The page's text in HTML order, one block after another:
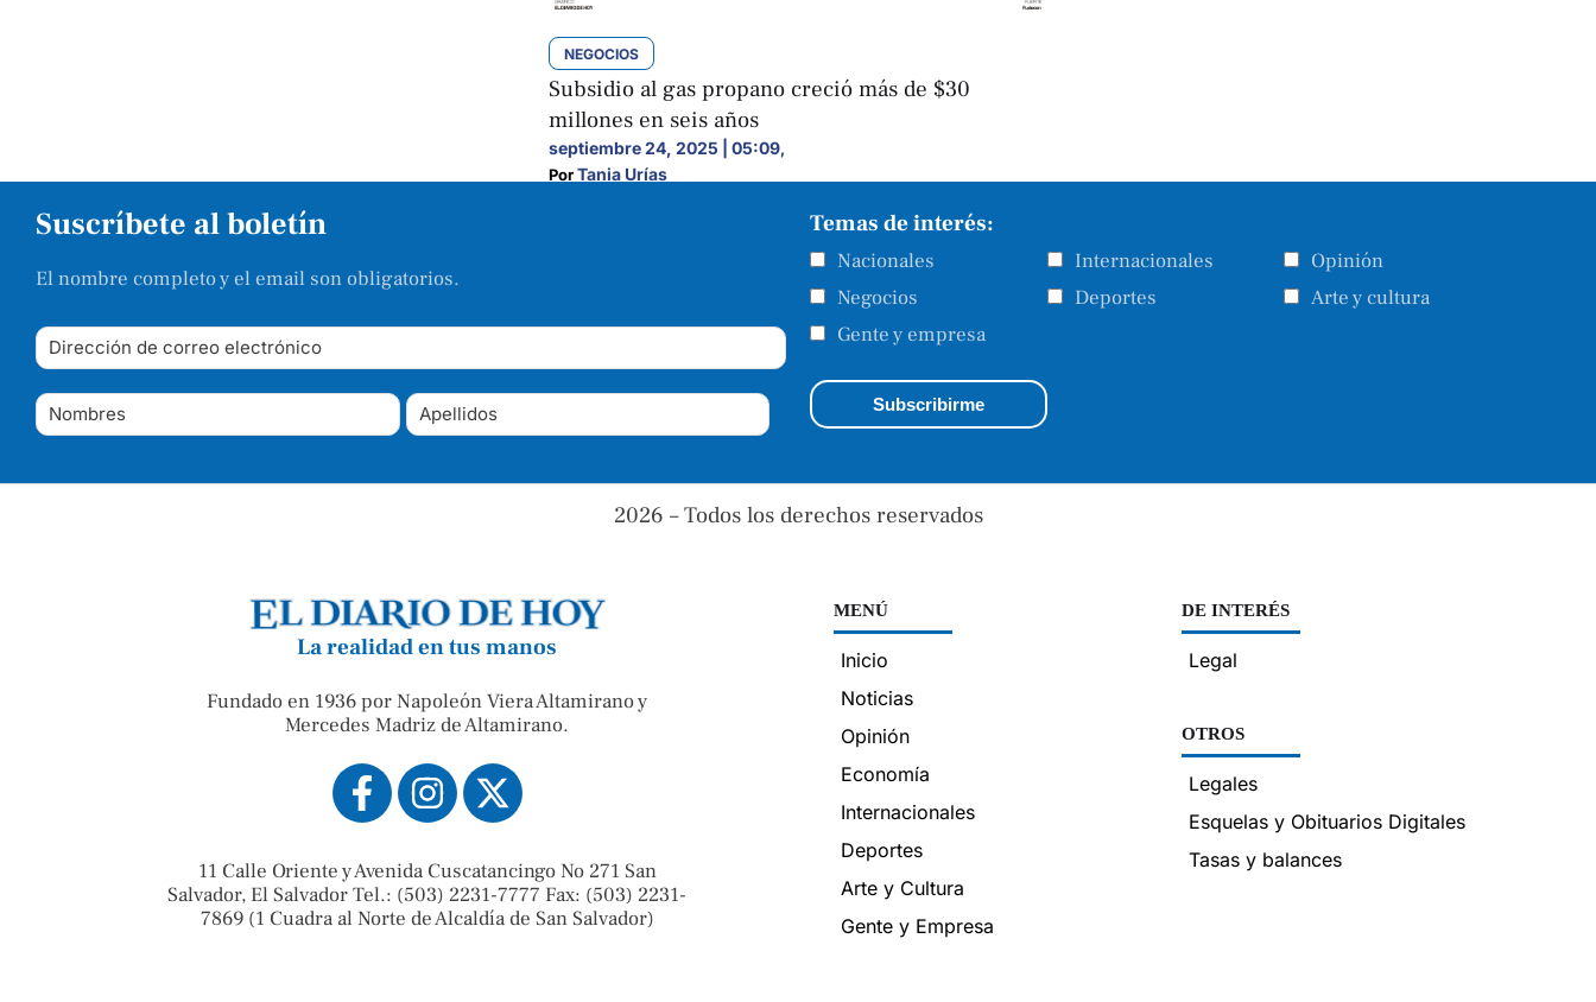
NEGOCIOS
Subsidio al gas propano creció más de $30
millones en seis años
septiembre 24, 2025 | 05:09,
Por Tania Urías
Suscríbete al boletín
El nombre completo y el email son obligatorios.
Temas de interés:
Nacionales Internacionales
Opinión
Negocios
Deportes
Arte y cultura
Gente y empresa
2026 – Todos los derechos reservados
La realidad en tus manos
Fundado en 1936 por Napoleón Viera Altamirano y
Mercedes Madriz de Altamirano.
11 Calle Oriente y Avenida Cuscatancingo No 271 San
Salvador, El Salvador Tel.: (503) 2231-7777 Fax: (503) 2231-
7869 (1 Cuadra al Norte de Alcaldía de San Salvador)
MENÚ
Inicio
Noticias
Opinión
Economía
Internacionales
Deportes
Arte y Cultura
Gente y Empresa
DE INTERÉS
Legal
OTROS
Legales
Esquelas y Obituarios Digitales
Tasas y balances